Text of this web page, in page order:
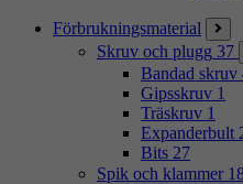
Förbrukningsmaterial
Skruv och plugg 37
Bandad skruv
Gipsskruv 1
Träskruv 1
Expanderbult
Bits 27
Spik och klammer